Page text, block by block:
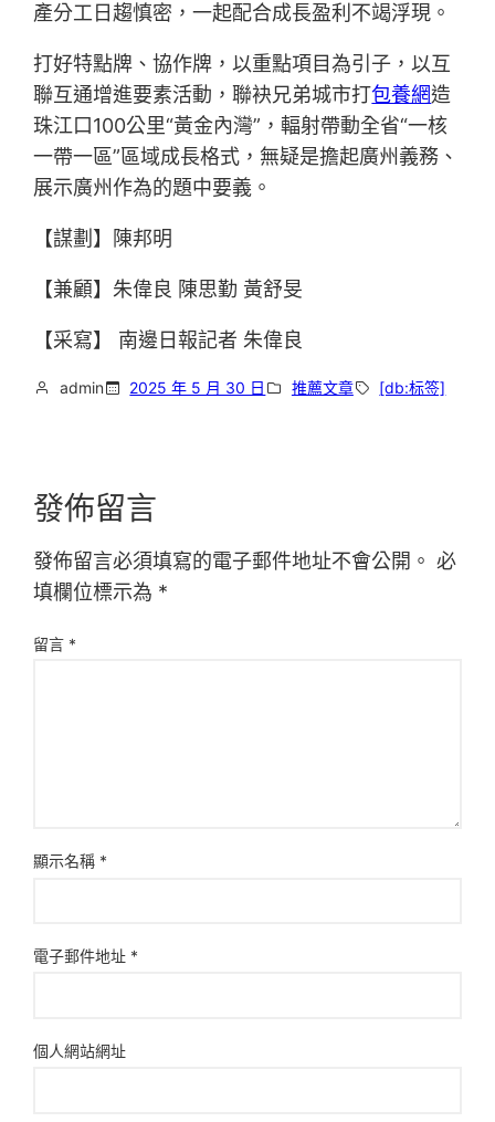
產分工日趨慎密，一起配合成長盈利不竭浮現。
打好特點牌、協作牌，以重點項目為引子，以互
聯互通增進要素活動，聯袂兄弟城市打包養網造
珠江口100公里“黃金內灣”，輻射帶動全省“一核
一帶一區”區域成長格式，無疑是擔起廣州義務、
展示廣州作為的題中要義。
【謀劃】陳邦明
【兼顧】朱偉良 陳思勤 黃舒旻
【采寫】 南邊日報記者 朱偉良
admin 2025 年 5 月 30 日 推薦文章 [db:标签]
發佈留言
發佈留言必須填寫的電子郵件地址不會公開。 必
填欄位標示為 *
留言 *
顯示名稱 *
電子郵件地址 *
個人網站網址